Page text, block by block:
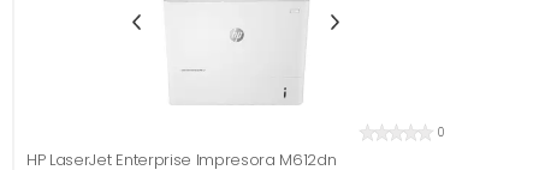
0
HP LaserJet Enterprise Impresora M612dn